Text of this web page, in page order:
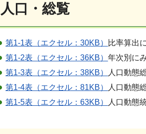
人口・総覧
第1-1表（エクセル：30KB）
比率算出
第1-2表（エクセル：36KB）年次別に
第1-3表（エクセル：38KB）
人口動態
第1-4表（エクセル：81KB）
人口動態
第1-5表（エクセル：63KB）
人口動態